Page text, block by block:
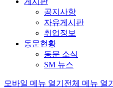
공지사항
자유게시판
취업정보
동문현황
동문 소식
SM 뉴스
모바일 메뉴 열기 전체 메뉴 열기